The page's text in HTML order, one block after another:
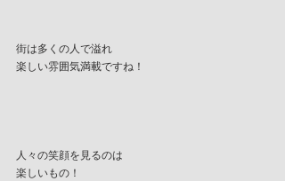
街は多くの人で溢れ
楽しい雰囲気満載ですね！
人々の笑顔を見るのは
楽しいもの！